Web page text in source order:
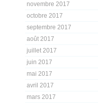
novembre 2017
octobre 2017
septembre 2017
août 2017
juillet 2017
juin 2017
mai 2017
avril 2017
mars 2017